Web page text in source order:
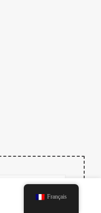
Français